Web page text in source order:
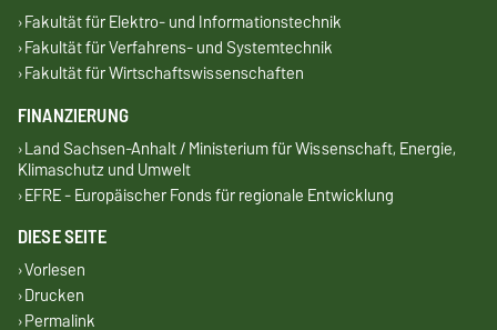
Fakultät für Elektro- und Informationstechnik
Fakultät für Verfahrens- und Systemtechnik
Fakultät für Wirtschaftswissenschaften
FINANZIERUNG
Land Sachsen-Anhalt / Ministerium für Wissenschaft, Energie,
Klimaschutz und Umwelt
EFRE - Europäischer Fonds für regionale Entwicklung
DIESE SEITE
Vorlesen
Drucken
Permalink